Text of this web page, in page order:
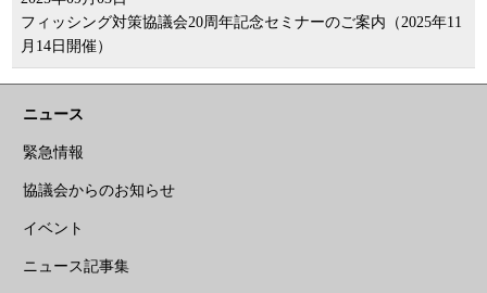
フィッシング対策協議会20周年記念セミナーのご案内（2025年11
月14日開催）
ニュース
緊急情報
協議会からのお知らせ
イベント
ニュース記事集